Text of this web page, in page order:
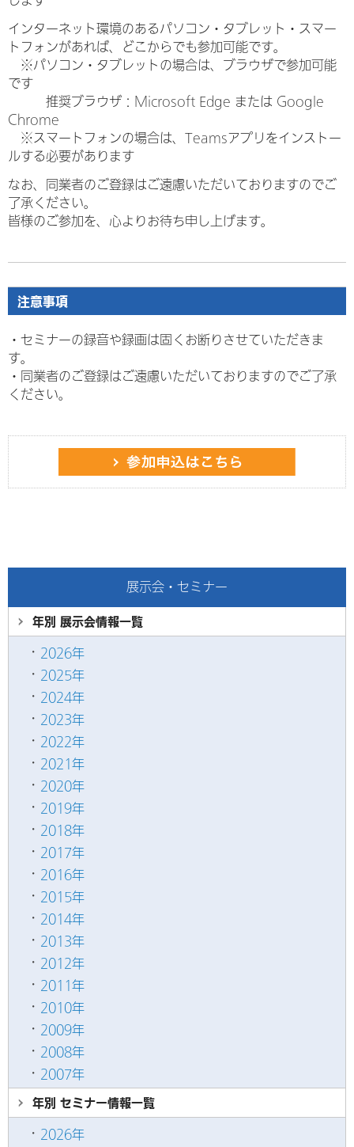
インターネット環境のあるパソコン・タブレット・スマー
トフォンがあれば、どこからでも参加可能です。
※パソコン・タブレットの場合は、ブラウザで参加可能
です
推奨ブラウザ：Microsoft Edge または Google
Chrome
※スマートフォンの場合は、Teamsアプリをインストー
ルする必要があります
なお、同業者のご登録はご遠慮いただいておりますのでご
了承ください。
皆様のご参加を、心よりお待ち申し上げます。
注意事項
・セミナーの録音や録画は固くお断りさせていただきま
す。
・ 同業者のご登録はご遠慮いただいておりますのでご了承
ください。
展示会・セミナー
年別 展示会情報一覧
2026年
2025年
2024年
2023年
2022年
2021年
2020年
2019年
2018年
2017年
2016年
2015年
2014年
2013年
2012年
2011年
2010年
2009年
2008年
2007年
年別 セミナー情報一覧
2026年